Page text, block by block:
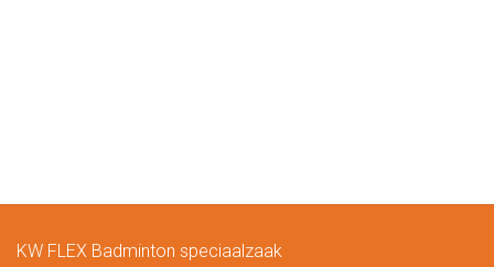
KW FLEX Badminton speciaalzaak